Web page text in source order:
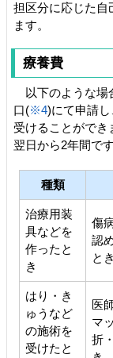
担区分に応じた自
ます。
療養費
以下のような場
口(※4)にて申請
受けることがで
翌日から2年間です
種類
治療用装
具などを
作ったと
き
傷
認
と
はり・き
ゅうなど
の施術を
受けたと
医
マ
折